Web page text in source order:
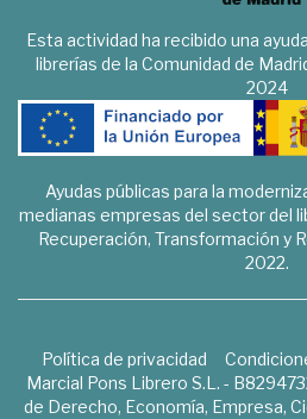
Esta actividad ha recibido una
librerías de la Comunidad de
2024
Ayudas públicas para la
medianas empresas del sector del
Recuperación, Transformación y
2022.
Política de privacidad
Marcial Pons Librero S.L. -
de Derecho, Economía, Empresa,